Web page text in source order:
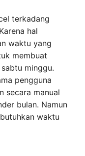
terkadang
hal
waktu yang
membuat
minggu.
pengguna
secara manual
bulan. Namun
waktu